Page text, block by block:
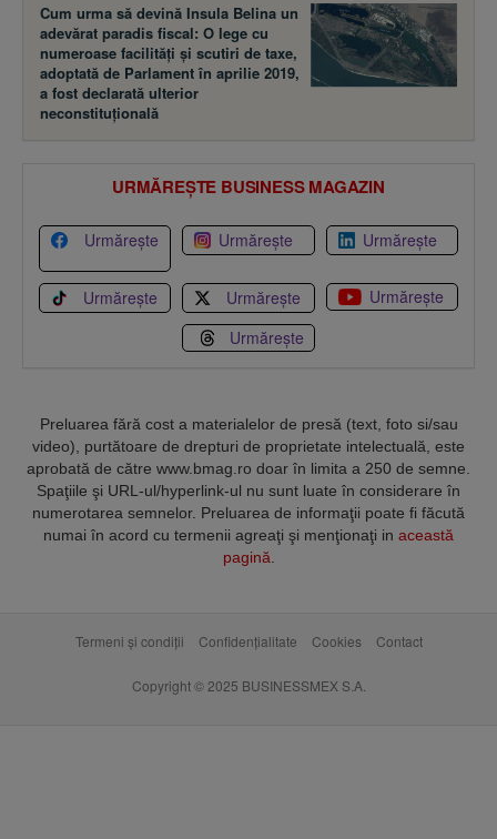
Cum urma să devină Insula Belina un
adevărat paradis fiscal: O lege cu
numeroase facilităţi şi scutiri de taxe,
adoptată de Parlament în aprilie 2019,
a fost declarată ulterior
neconstituţională
URMĂREȘTE BUSINESS MAGAZIN
Urmărește Urmărește Urmărește
Urmărește Urmărește
Urmărește
Urmărește
Preluarea fără cost a materialelor de presă (text, foto si/sau
video), purtătoare de drepturi de proprietate intelectuală, este
aprobată de către www.bmag.ro doar în limita a 250 de semne.
Spaţiile şi URL-ul/hyperlink-ul nu sunt luate în considerare în
numerotarea semnelor. Preluarea de informaţii poate fi făcută
numai în acord cu termenii agreaţi şi menţionaţi in această
pagină
Termeni și condiții Confidențialitate Cookies Contact
Copyright © 2025 BUSINESSMEX S.A.